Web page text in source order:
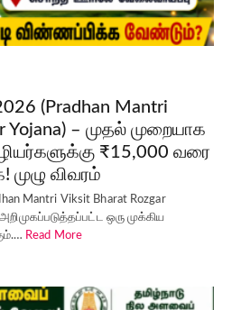
(Pradhan Mantri
Yojana) – முதல் முறையாக
₹15,000 வரை
விவரம்
Mantri Viksit Bharat Rozgar
ஒரு முக்கிய
Read More